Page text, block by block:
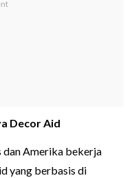
Decor Aid
dan Amerika bekerja
yang berbasis di